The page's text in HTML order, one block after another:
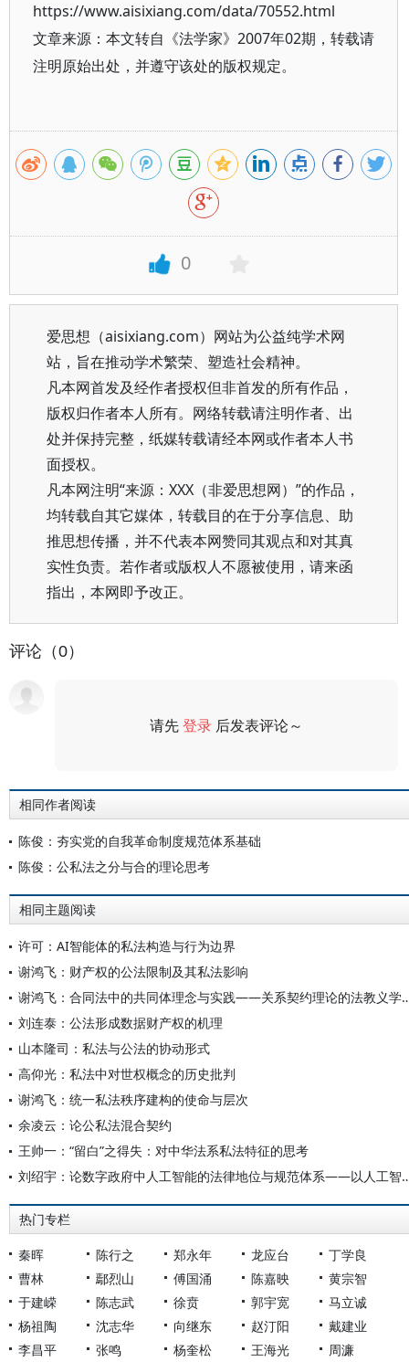
https://www.aisixiang.com/data/70552.html
文章来源：本文转自《法学家》2007年02期，转载请
注明原始出处，并遵守该处的版权规定。
0
爱思想（aisixiang.com）网站为公益纯学术网
站，旨在推动学术繁荣、塑造社会精神。
凡本网首发及经作者授权但非首发的所有作品，
版权归作者本人所有。网络转载请注明作者、出
处并保持完整，纸媒转载请经本网或作者本人书
面授权。
凡本网注明“来源：XXX（非爱思想网）”的作品，
均转载自其它媒体，转载目的在于分享信息、助
推思想传播，并不代表本网赞同其观点和对其真
实性负责。若作者或版权人不愿被使用，请来函
指出，本网即予改正。
评论（0）
请先登录 后发表评论～
相同作者阅读
陈俊：夯实党的自我革命制度规范体系基础
陈俊：公私法之分与合的理论思考
相同主题阅读
许可：AI智能体的私法构造与行为边界
谢鸿飞：财产权的公法限制及其私法影响
谢鸿飞：合同法中的共同体
刘连泰：公法形成数据财产权的机理
山本隆司：私法与公法的协动形式
高仰光：私法中对世权概念的历史批判
谢鸿飞：统一私法秩序建构的使命与层次
余凌云：论公私法混合契约
王帅一：“留白”之得失：对中华法系私法特征的思考
刘绍宇：论数字政府中人工智能
热门专栏
秦晖 陈行之 郑永年 龙应台
丁学良
曹林
鄢烈山 傅国涌 陈嘉映
黄宗智
于建嵘
陈志武 徐贲 郭宇宽
马立诚
杨祖陶
沈志华 向继东 赵汀阳
戴建业
李昌平
张鸣 杨奎松 王海光 周濂